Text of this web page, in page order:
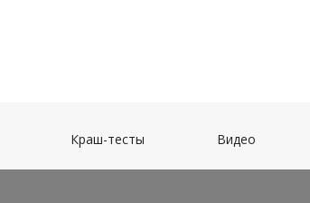
Краш-тесты Видео